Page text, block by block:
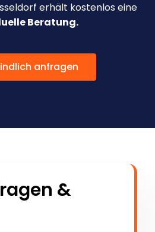
erhält kostenlos eine
Beratung.
anfragen
&